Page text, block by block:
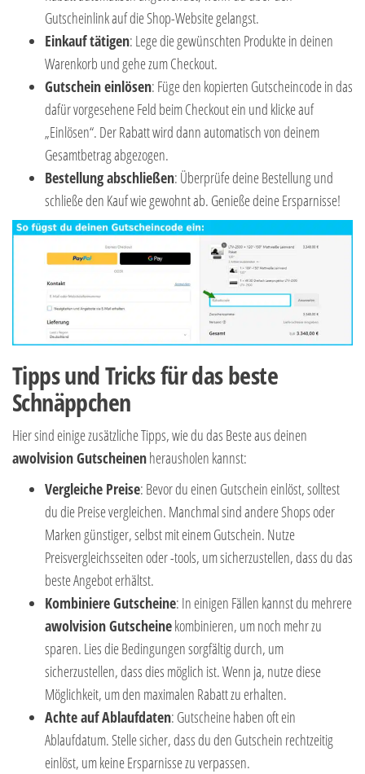
Gutscheinlink auf die Shop-Website gelangst.
Einkauf tätigen: Lege die gewünschten Produkte in deinen
Warenkorb und gehe zum Checkout.
Gutschein einlösen: Füge den kopierten Gutscheincode in das
dafür vorgesehene Feld beim Checkout ein und klicke auf
„Einlösen“. Der Rabatt wird dann automatisch von deinem
Gesamtbetrag abgezogen.
Bestellung abschließen: Überprüfe deine Bestellung und
schließe den Kauf wie gewohnt ab. Genieße deine Ersparnisse!
Tipps und Tricks für das beste
Schnäppchen
Hier sind einige zusätzliche Tipps, wie du das Beste aus deinen
awolvision Gutscheinenherausholen kannst:
Vergleiche Preise: Bevor du einen Gutschein einlöst, solltest
du die Preise vergleichen. Manchmal sind andere Shops oder
Marken günstiger, selbst mit einem Gutschein. Nutze
Preisvergleichsseiten oder -tools, um sicherzustellen, dass du das
beste Angebot erhältst.
Kombiniere Gutscheine: In einigen Fällen kannst du mehrere
awolvision Gutscheinekombinieren, um noch mehr zu
sparen. Lies die Bedingungen sorgfältig durch, um
sicherzustellen, dass dies möglich ist. Wenn ja, nutze diese
Möglichkeit, um den maximalen Rabatt zu erhalten.
Achte auf Ablaufdaten: Gutscheine haben oft ein
Ablaufdatum. Stelle sicher, dass du den Gutschein rechtzeitig
einlöst, um keine Ersparnisse zu verpassen.